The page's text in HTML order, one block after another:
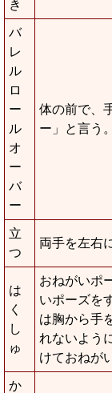
き
バ
レ
ル
ロ
ー
ル
オ
ー
バ
ー
体の前で、
ー」と言う。
立
つ
両手を左右
は
く
し
ゅ
おねがいポ
いポーズを
は胸から手
れないよう
けておねが
か